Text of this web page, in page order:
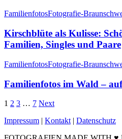
FamilienfotosFotografie-
Kirschblüte als Kulisse:
Familien, Singles und Paare
FamilienfotosFotografie-
Familienfotos im Wald –
1 2 3 … 7 Next
Impressum | Kontakt | Datenschutz